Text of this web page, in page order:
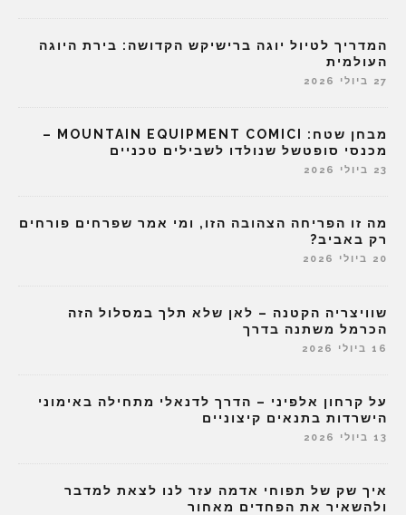
המדריך לטיול יוגה ברישיקש הקדושה: בירת היוגה
העולמית
27 ביולי 2026
מבחן שטח: MOUNTAIN EQUIPMENT COMICI –
מכנסי סופטשל שנולדו לשבילים טכניים
23 ביולי 2026
מה זו הפריחה הצהובה הזו, ומי אמר שפרחים פורחים
רק באביב?
20 ביולי 2026
שוויצריה הקטנה – לאן שלא תלך במסלול הזה
הכרמל משתנה בדרך
16 ביולי 2026
על קרחון אלפיני – הדרך לדנאלי מתחילה באימוני
הישרדות בתנאים קיצוניים
13 ביולי 2026
איך שק של תפוחי אדמה עזר לנו לצאת למדבר
ולהשאיר את הפחדים מאחור